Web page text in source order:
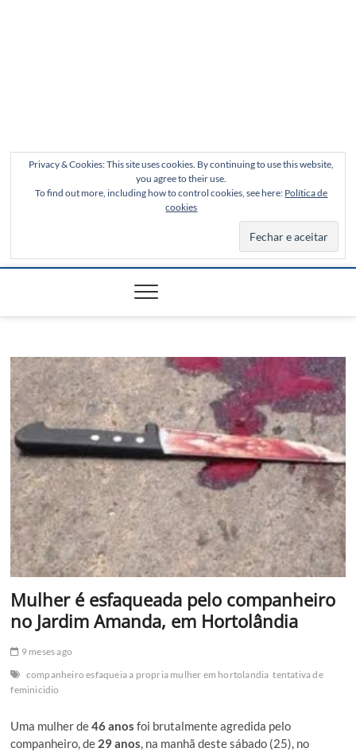
Privacy & Cookies: This site uses cookies. By continuing to use this website,
you agree to their use.
To find out more, including how to control cookies, see here: Política de
cookies
Mulher é esfaqueada pelo companheiro
no Jardim Amanda, em Hortolândia
9 meses ago
companheiro esfaqueia a propria mulher em hortolandia tentativa de
feminicidio
Uma mulher de46 anos foi brutalmente agredida pelo
companheiro, de 29 anos , na manhã deste sábado (25), no